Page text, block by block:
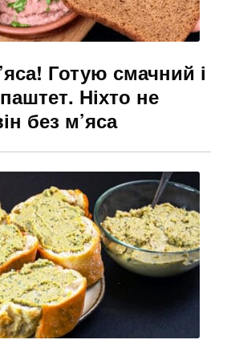
Готую смачний і
Ніхто не
без м’яса